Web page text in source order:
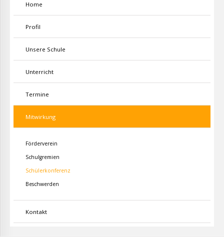
Home
Profil
Unsere Schule
Unterricht
Termine
Mitwirkung
Förderverein
Schulgremien
Schülerkonferenz
Beschwerden
Kontakt